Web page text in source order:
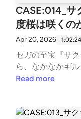
CASE:014_サ
度桜は咲くの
Apr 20, 2026 1:02:24
セガの至宝『サ
ら、なかなかギ
く乙女たち』の清
Read more